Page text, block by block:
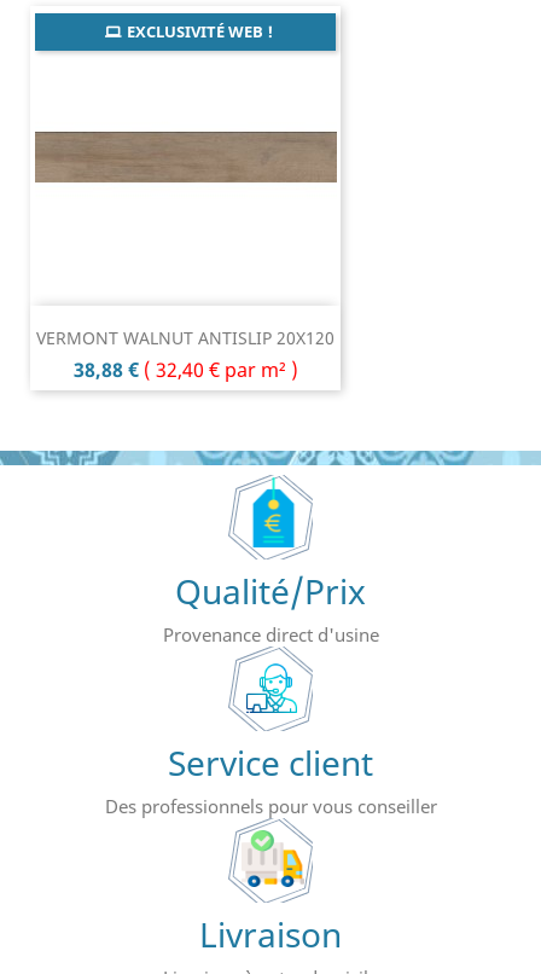
VERMONT WALNUT ANTISLIP 20X120
Prix
38,88 € ( 32,40 € par m² )
EXCLUSIVITÉ WEB !
Qualité/Prix
Provenance direct d'usine
Service client
Des professionnels pour vous conseiller
Livraison